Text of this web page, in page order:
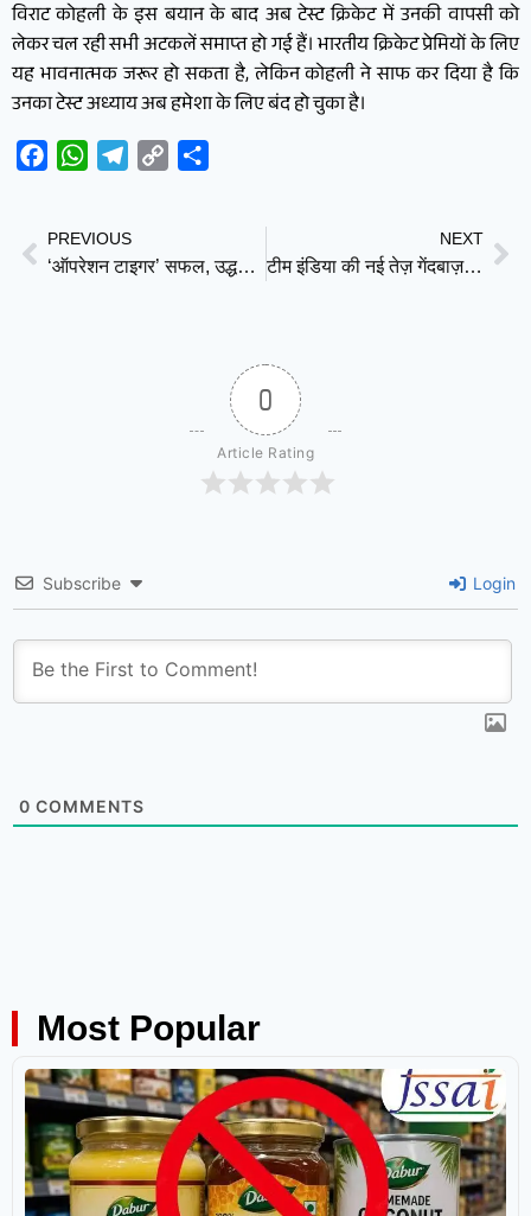
विराट कोहली के इस बयान के बाद अब टेस्ट क्रिकेट में उनकी वापसी को
लेकर चल रही सभी अटकलें समाप्त हो गई हैं। भारतीय क्रिकेट प्रेमियों के लिए
यह भावनात्मक जरूर हो सकता है, लेकिन कोहली ने साफ कर दिया है कि
उनका टेस्ट अध्याय अब हमेशा के लिए बंद हो चुका है।
FacebookWhatsAppTelegram
Copy
PREVIOUS
‘ऑपरेशन टाइगर’ सफल, उद्धव सेना के छह सांसद मेरे खेमे में: शिंदे
NEXT
टीम इंडिया की नई तेज़ गेंदबाज़ फौज: भूख भी, रफ्तार भी और भविष्य की उम्मीद भी
0
Article Rating
Subscribe Login
0 COMMENTS
Most Popular